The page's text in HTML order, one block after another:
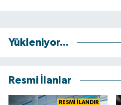
Yükleniyor...
Resmi İlanlar
RESMİ İLANDIR